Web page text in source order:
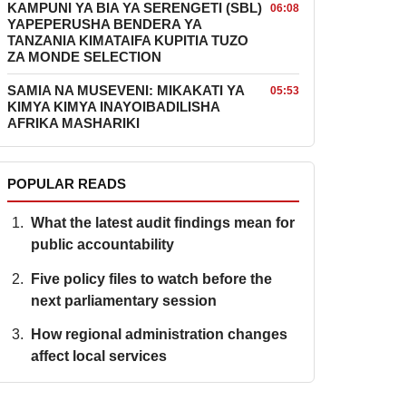
KAMPUNI YA BIA YA SERENGETI (SBL)
YAPEPERUSHA BENDERA YA
TANZANIA KIMATAIFA KUPITIA TUZO
ZA MONDE SELECTION
06:08
SAMIA NA MUSEVENI: MIKAKATI YA
KIMYA KIMYA INAYOIBADILISHA
AFRIKA MASHARIKI
05:53
POPULAR READS
What the latest audit findings mean for
public accountability
Five policy files to watch before the
next parliamentary session
How regional administration changes
affect local services